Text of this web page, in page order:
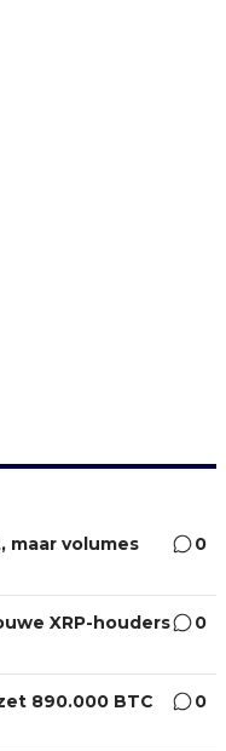
maar volumes
0
XRP-houders
0
890.000 BTC
0